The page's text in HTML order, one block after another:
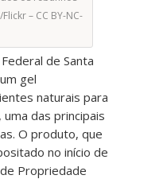
– CC BY-NC-
de Santa
gel
naturais para
das principais
O produto, que
no início de
Propriedade